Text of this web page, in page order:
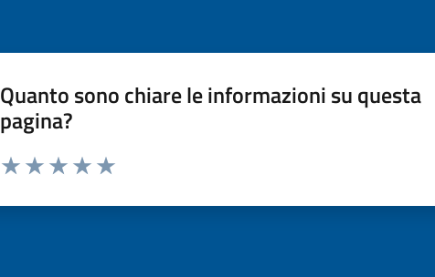
Quanto sono chiare le informazioni su questa
pagina?
Valuta da 1 a 5 stelle la pagina